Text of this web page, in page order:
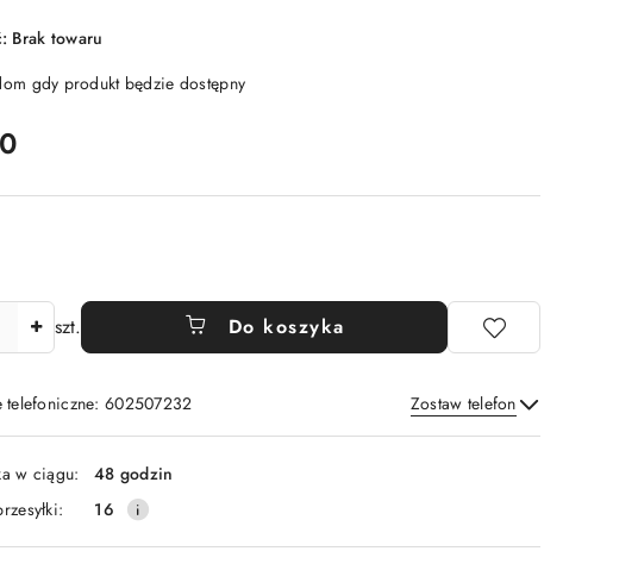
Brak towaru
gdy produkt będzie dostępny
szt. Do koszyka
telefoniczne: 602507232 Zostaw telefon
Wyślij
w ciągu:
48 godzin
16